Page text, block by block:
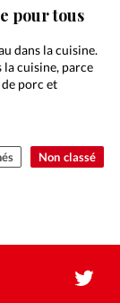
Non classé
pour tous
dans la cuisine.
la cuisine, parce
porc et